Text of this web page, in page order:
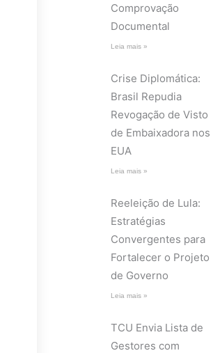
Comprovação
Documental
Leia mais »
Crise Diplomática:
Brasil Repudia
Revogação de Visto
de Embaixadora nos
EUA
Leia mais »
Reeleição de Lula:
Estratégias
Convergentes para
Fortalecer o Projeto
de Governo
Leia mais »
TCU Envia Lista de
Gestores com